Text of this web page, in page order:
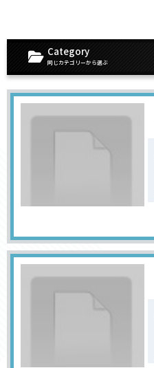
Category
同じカテゴリーから選ぶ